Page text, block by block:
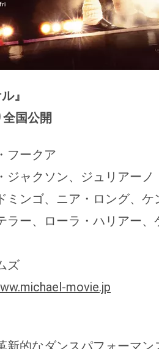
』
国公開
フークア
ジャクソン、ジュリアー
ミンゴ、ニア・ロング、
ラー、ローラ・ハリアー
ズ
movie.jp